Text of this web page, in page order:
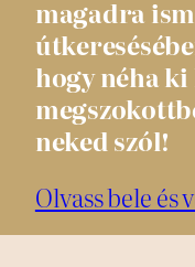
magadra
hogy néha
neked szól!
Olvass bele és